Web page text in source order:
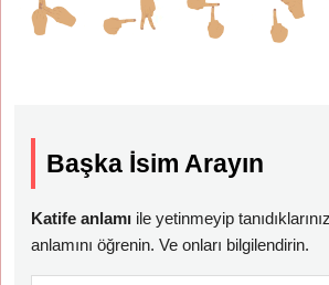
Başka İsim Arayın
Katife anlamı ile yetinmeyip
anlamını öğrenin. Ve onları bilgilendirin.